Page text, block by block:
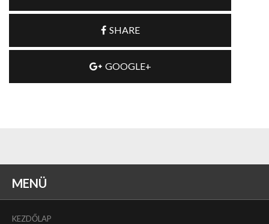
SHARE
GOOGLE+
MENÜ
KEZDŐLAP